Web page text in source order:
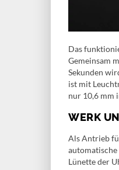
Das
Gemeinsam
Sekunden
ist mit
nur 10,6 mm
WERK
Als Antrieb
automatische
Lünette der